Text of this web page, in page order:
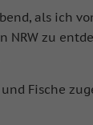
als ich
zu
Fische